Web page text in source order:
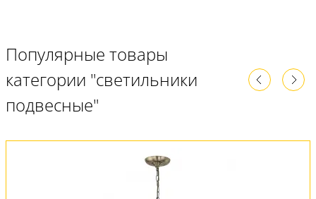
Популярные товары
категории "светильники
подвесные"